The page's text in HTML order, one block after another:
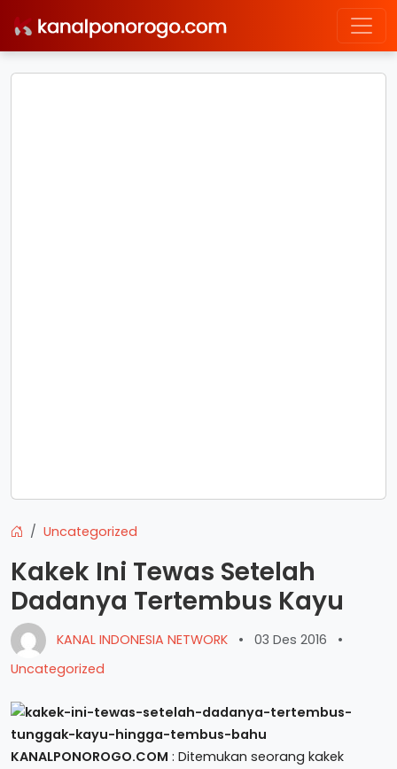
Uncategorized
Kakek Ini Tewas Setelah
Dadanya Tertembus Kayu
KANAL INDONESIA NETWORK • 03 Des 2016
•
Uncategorized
KANALPONOROGO.COM : Ditemukan seorang kakek